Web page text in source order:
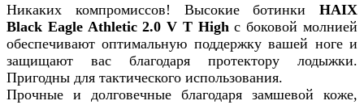
Никаких компромиссов! Высокие ботинки HAIX
Black Eagle Athletic 2.0 V T High с боковой молнией
обеспечивают оптимальную поддержку вашей ноге и
защищают вас благодаря протектору лодыжки.
Пригодны для тактического использования.
Прочные и долговечные благодаря замшевой коже,